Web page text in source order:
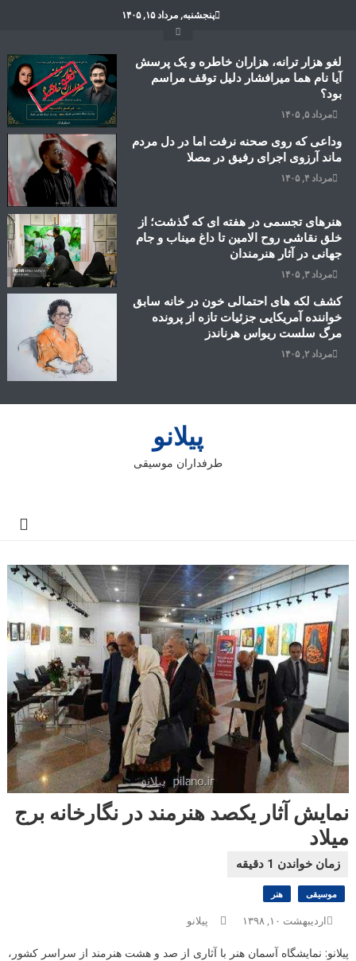
پنجشنبه, مرداد ۱۵, ۱۴۰۵
لغو هزار ترانه، هزاران خاطره و یک پرسش
آیا نام هما میرافشار دلیل توقف مراسم
بود؟
مرداد ۵, ۱۴۰۵
وداعی که روی صحنه نرفت اما در دل مردم
ماند آرزوی اجرای رفیق در مصلا
مرداد ۴, ۱۴۰۵
هنرهای تجسمی در هفته ای که گذشت؛ از
خلق نقاشی روح الامین تا داغ میناب و جام
جهانی در آثار هنرمندان
مرداد ۳, ۱۴۰۵
کشف لکه های احتمالی خون در خانه سابق
خواننده آمریکایی جزئیات تازه از پرونده
مرگ سلست ریواس هرناندز
مرداد ۲, ۱۴۰۵
پیلانو
طرفداران موسیقی
نمایش آثار یکصد هنرمند در نگارخانه برج
میلاد
موسیقی هنر
اردیبهشت ۱۰, ۱۳۹۸ پیلانو
پیلانو: نمایشگاه آسمان هنر با آثاری از صد و هشت هنرمند از سراسر کشور،